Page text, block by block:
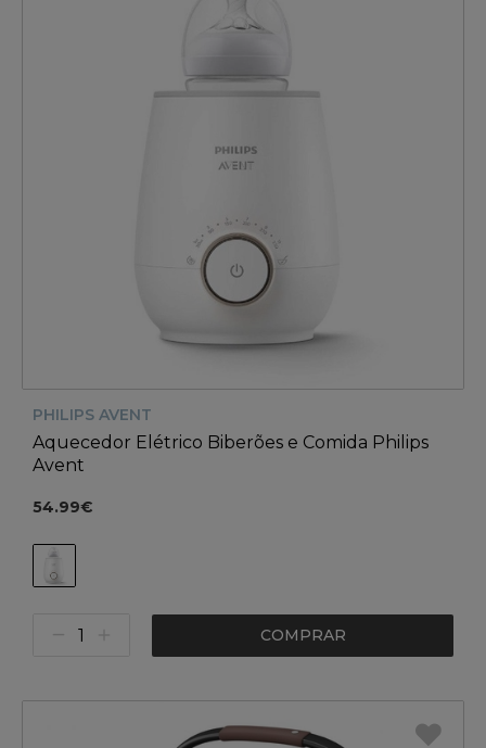
PHILIPS AVENT
Aquecedor Elétrico Biberões e Comida Philips
Avent
54.99€
COMPRAR